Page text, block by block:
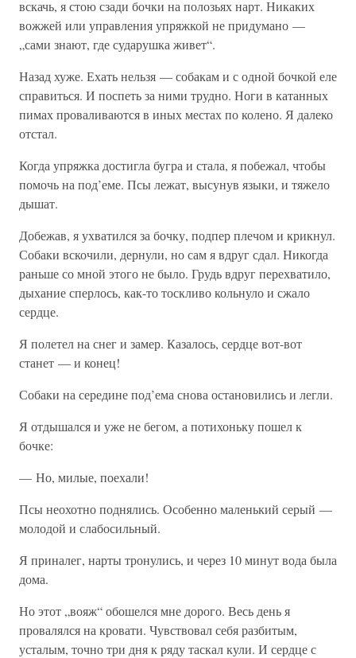
вскачь, я стою сзади бочки на полозьях нарт. Никаких
вожжей или управления упряжкой не придумано —
„сами знают, где сударушка живет“.
Назад хуже. Ехать нельзя — собакам и с одной бочкой еле
справиться. И поспеть за ними трудно. Ноги в катанных
пимах проваливаются в иных местах по колено. Я далеко
отстал.
Когда упряжка достигла бугра и стала, я побежал, чтобы
помочь на под’еме. Псы лежат, высунув языки, и тяжело
дышат.
Добежав, я ухватился за бочку, подпер плечом и крикнул.
Собаки вскочили, дернули, но сам я вдруг сдал. Никогда
раньше со мной этого не было. Грудь вдруг перехватило,
дыхание сперлось, как-то тоскливо кольнуло и сжало
сердце.
Я полетел на снег и замер. Казалось, сердце вот-вот
станет — и конец!
Собаки на середине под’ема снова остановились и легли.
Я отдышался и уже не бегом, а потихоньку пошел к
бочке:
— Но, милые, поехали!
Псы неохотно поднялись. Особенно маленький серый —
молодой и слабосильный.
Я приналег, нарты тронулись, и через 10 минут вода была
дома.
Но этот „вояж“ обошелся мне дорого. Весь день я
провалялся на кровати. Чувствовал себя разбитым,
усталым, точно три дня к ряду таскал кули. И сердце с